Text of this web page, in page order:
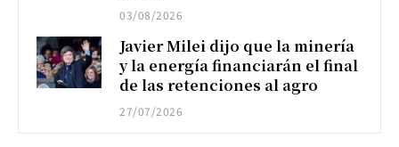
03/08/2026
Javier Milei dijo que la minería
y la energía financiarán el final
de las retenciones al agro
27/07/2026